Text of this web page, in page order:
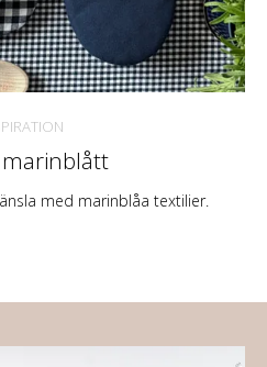
med marinblåa textilier.